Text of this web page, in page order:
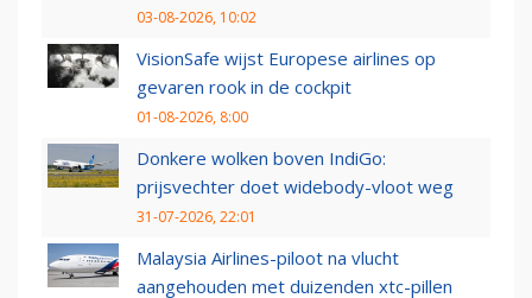
03-08-2026, 10:02
VisionSafe wijst Europese airlines op
gevaren rook in de cockpit
01-08-2026, 8:00
Donkere wolken boven IndiGo:
prijsvechter doet widebody-vloot weg
31-07-2026, 22:01
Malaysia Airlines-piloot na vlucht
aangehouden met duizenden xtc-pillen